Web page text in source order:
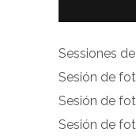
en
Facebook
en
Instagram
Sessiones
Sesión de
Sesión de
Sesión de